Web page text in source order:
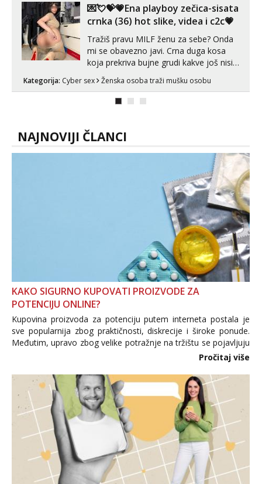
kombinacije halteri, haljine, štikle,
samostojeće itd. Nudim svakakva videa
seksa, puš...
💌💘💝💗Ena playboy zečica-sisata
crnka (36) hot slike, videa i c2c💗
Tražiš pravu MILF ženu za sebe? Onda
mi se obavezno javi. Crna duga kosa
koja prekriva bujne grudi kakve još nisi
vidio, čista ŠESTICA! A usne? O usnama
bolje da ni ne pričam. Prave pune usne
koje će ti se urezati u pamćenje, jer
Kategorija: Cyber sex Ženska osoba traži mušku osobu
NAJNOVIJI ČLANCI
KAKO SIGURNO KUPOVATI PROIZVODE ZA
POTENCIJU ONLINE?
Kupovina proizvoda za potenciju putem interneta postala je
sve popularnija zbog praktičnosti, diskrecije i široke ponude.
Međutim, upravo zbog velike potražnje na tržištu se pojavljuju
i brojni krivotvoreni proizvodi, nepouzdane internetske
Pročitaj više